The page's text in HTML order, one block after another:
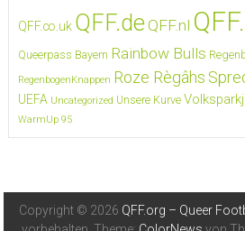
QFF.co.uk QFF.de QFF.nl
Queerpass Bayern Rainbow Bulls
RegenbogenKnappen Roze Règâhs
UEFA Uncategorized Unsere Kurve
WarmUp 95
Copyright © 2026 QFF.org – Queer